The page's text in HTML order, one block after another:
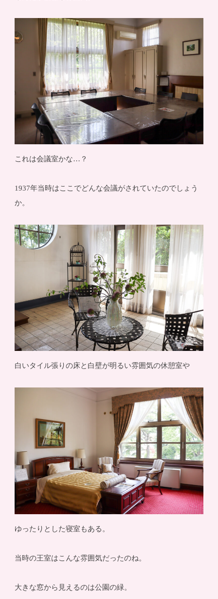
これは会議室かな…？
1937年当時はここでどんな会議がされていたのでしょう
か。
白いタイル張りの床と白壁が明るい雰囲気の休憩室や
ゆったりとした寝室もある。
当時の王室はこんな雰囲気だったのね。
大きな窓から見えるのは公園の緑。